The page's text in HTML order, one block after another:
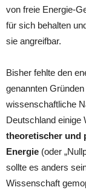
von freie Energie-
für sich behalten
sie angreifbar.
Bisher fehlte den
genannten
wissenschaftliche
Deutschland einige
theoretischer und
Energie (oder
sollte es anders
Wissenschaft